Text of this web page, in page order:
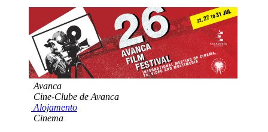
Avanca
Cine-Clube de Avanca
Alojamento
Cinema